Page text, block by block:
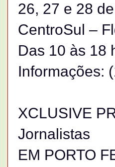
26, 27 e 28
CentroSul –
Das 10 às 18
Informações:
XCLUSIVE
Jornalistas
EM PORTO